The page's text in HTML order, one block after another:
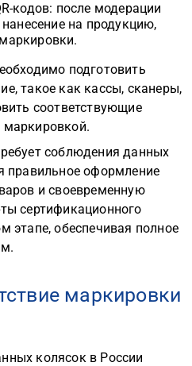
кодов: после модерации
на продукцию,
подготовить
такое как кассы, сканеры,
соответствующие
соблюдения данных
правильное оформление
и своевременную
сертификационного
этапе, обеспечивая полное
маркировки
колясок в России